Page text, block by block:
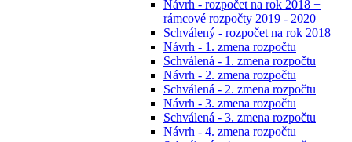
Návrh - rozpočet na rok 2018 +
rámcové rozpočty 2019 - 2020
Schválený - rozpočet na rok 2018
Návrh - 1. zmena rozpočtu
Schválená - 1. zmena rozpočtu
Návrh - 2. zmena rozpočtu
Schválená - 2. zmena rozpočtu
Návrh - 3. zmena rozpočtu
Schválená - 3. zmena rozpočtu
Návrh - 4. zmena rozpočtu